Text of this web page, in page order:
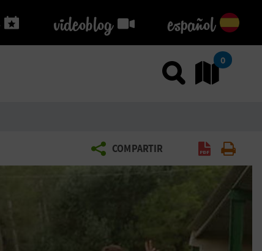
videoblog
videoblog español
Usar el
0
COMPARTIR
Generar PDF
Imprimir